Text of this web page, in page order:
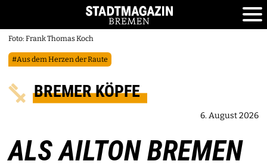
Foto: Frank Thomas Koch
#Aus dem Herzen der Raute
BREMER KÖPFE
6. August 2026
ALS AILTON BREMEN